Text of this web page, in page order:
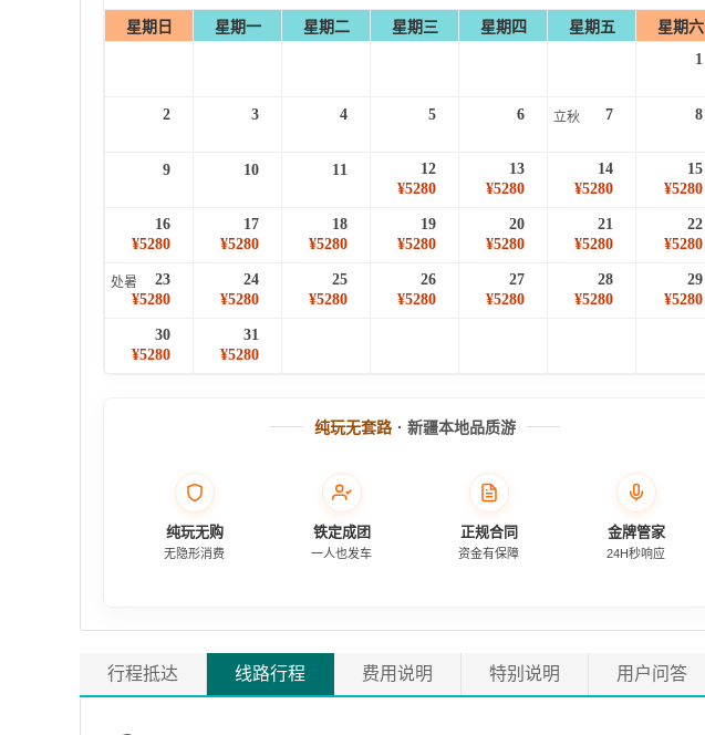
星期日 星期一 星期二 星期三 星期四 星期五 星期六
1
2 3 4 5 6 立秋 7 8
9 10 11
12
¥5280
13
¥5280
14
¥5280
15
¥5280
16
¥5280
17
¥5280
18
¥5280
19
¥5280
20
¥5280
21
¥5280
22
¥5280
处暑
23
¥5280
24
¥5280
25
¥5280
26
¥5280
27
¥5280
28
¥5280
29
¥5280
30
¥5280
31
¥5280
纯玩无套路 · 新疆本地品质游
纯玩无购
无隐形消费
铁定成团
一人也发车
正规合同
资金有保障
金牌管家
24H秒响应
行程抵达 线路行程 费用说明 特别说明 用户问答